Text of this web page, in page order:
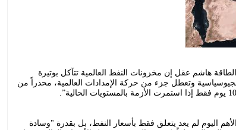
هاشم عقل إن مخزونات النفط العالمية تتآكل بوتيرة
وتعطل جزء من حركة الإمدادات العالمية، محذراً من
٢٤ أن السؤال الأهم اليوم لم يعد يتعلق فقط بأسعار النفط، بل بقدرة "وسادة